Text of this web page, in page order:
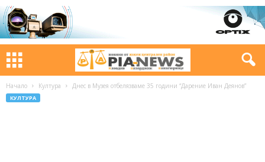
Начало Култура Днес в Музея отбелязваме 35 години “Дарение Иван Деянов”
КУЛТУРА